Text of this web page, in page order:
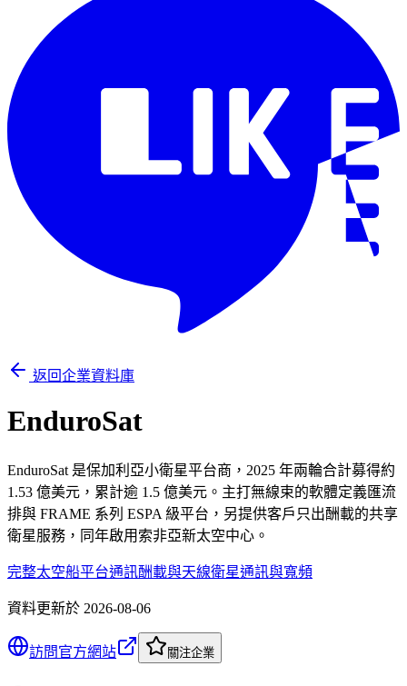
返回企業資料庫
EnduroSat
EnduroSat 是保加利亞小衛星平台商，2025 年兩輪合計募得約
1.53 億美元，累計逾 1.5 億美元。主打無線束的軟體定義匯流
排與 FRAME 系列 ESPA 級平台，另提供客戶只出酬載的共享
衛星服務，同年啟用索非亞新太空中心。
完整太空船平台通訊酬載與天線衛星通訊與寬頻
資料更新於 2026-08-06
訪問官方網站 關注企業